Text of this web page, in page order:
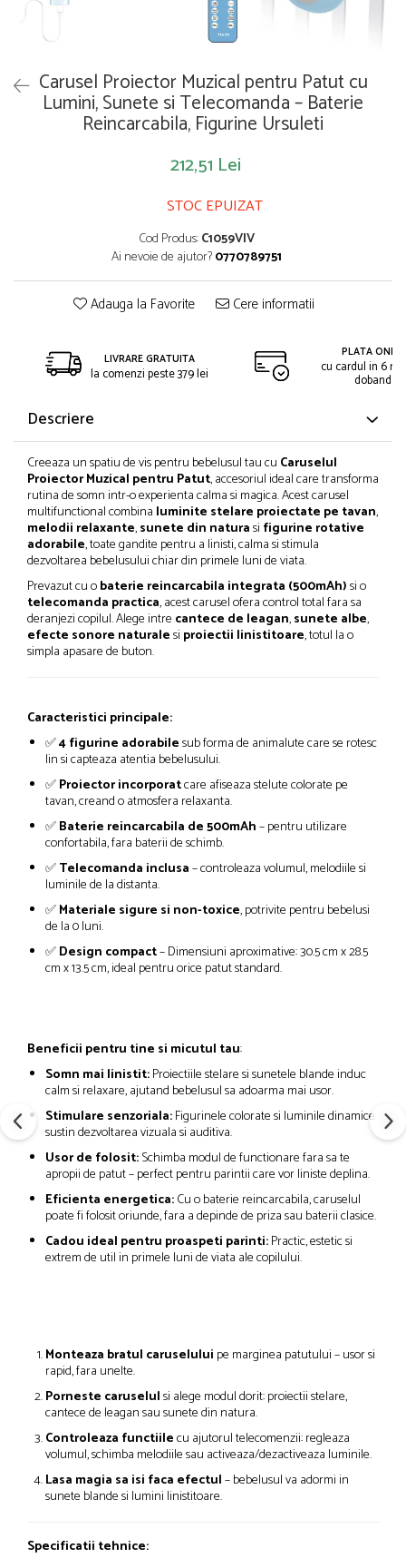
Carusel Proiector Muzical pentru Patut cu
Lumini, Sunete si Telecomanda – Baterie
Reincarcabila, Figurine Ursuleti
212,51 Lei
STOC EPUIZAT
Cod Produs:C1059VIV
Ai nevoie de ajutor?0770789751
Adauga la Favorite Cere informatii
LIVRARE GRATUITA
la comenzi peste 379 lei
PLATA
cu cardul in 6
dobanda
Descriere
Creeaza un spatiu de vis pentru bebelusul tau cu Caruselul
Proiector Muzical pentru Patut, accesoriul ideal care transforma
rutina de somn intr-o experienta calma si magica. Acest carusel
multifunctional combina luminite stelare proiectate pe tavan,
melodii relaxante,sunete din naturasi figurine rotative
adorabile, toate gandite pentru a linisti, calma si stimula
dezvoltarea bebelusului chiar din primele luni de viata.
Prevazut cu obaterie reincarcabila integrata (500mAh)si o
telecomanda practica, acest carusel ofera control total fara sa
deranjezi copilul. Alege intre cantece de leagan,sunete albe,
efecte sonore naturalesi proiectii linistitoare, totul la o
simpla apasare de buton.
Caracteristici principale:
✅4 figurine adorabilesub forma de animalute care se rotesc
lin si capteaza atentia bebelusului.
✅Proiector incorporatcare afiseaza stelute colorate pe
tavan, creand o atmosfera relaxanta.
✅Baterie reincarcabila de 500mAh– pentru utilizare
confortabila, fara baterii de schimb.
✅Telecomanda inclusa– controleaza volumul, melodiile si
luminile de la distanta.
✅Materiale sigure si non-toxice, potrivite pentru bebelusi
de la 0 luni.
✅Design compact– Dimensiuni aproximative: 30.5 cm x 28.5
cm x 13.5 cm, ideal pentru orice patut standard.
Beneficii pentru tine si micutul tau:
Somn mai linistit:Proiectiile stelare si sunetele blande induc
calm si relaxare, ajutand bebelusul sa adoarma mai usor.
Stimulare senzoriala:Figurinele colorate si luminile dinamice
sustin dezvoltarea vizuala si auditiva.
Usor de folosit:Schimba modul de functionare fara sa te
apropii de patut – perfect pentru parintii care vor liniste deplina.
Eficienta energetica:Cu o baterie reincarcabila, caruselul
poate fi folosit oriunde, fara a depinde de priza sau baterii clasice.
Cadou ideal pentru proaspeti parinti:Practic, estetic si
extrem de util in primele luni de viata ale copilului.
Monteaza bratul caruselului pe marginea patutului – usor si
rapid, fara unelte.
Porneste caruselulsi alege modul dorit: proiectii stelare,
cantece de leagan sau sunete din natura.
Controleaza functiilecu ajutorul telecomenzii: regleaza
volumul, schimba melodiile sau activeaza/dezactiveaza luminile.
Lasa magia sa isi faca efectul– bebelusul va adormi in
sunete blande si lumini linistitoare.
Specificatii tehnice: